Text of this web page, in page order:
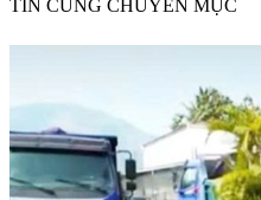
TIN CÙNG CHUYÊN MỤC